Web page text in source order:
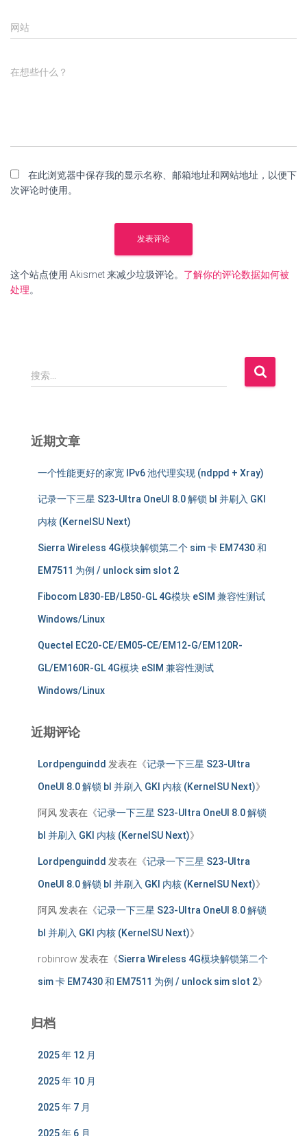
网站
在想些什么？
在此浏览器中保存我的显示名称、邮箱地址和网站地址，以便下
次评论时使用。
这个站点使用 Akismet 来减少垃圾评论。 了解你的评论数据如何被
处理。
搜
索
搜索…
近期文章
一个性能更好的家宽 IPv6 池代理实现 (ndppd + Xray)
记录一下三星 S23-Ultra OneUI 8.0 解锁 bl 并刷入 GKI
内核 (KernelSU Next)
Sierra Wireless 4G模块解锁第二个 sim 卡 EM7430 和
EM7511 为例 / unlock sim slot 2
Fibocom L830-EB/L850-GL 4G模块 eSIM 兼容性测试
Windows/Linux
Quectel EC20-CE/EM05-CE/EM12-G/EM120R-
GL/EM160R-GL 4G模块 eSIM 兼容性测试
Windows/Linux
近期评论
Lordpenguindd 发表在《记录一下三星 S23-Ultra
OneUI 8.0 解锁 bl 并刷入 GKI 内核 (KernelSU Next)》
阿风发表在《记录一下三星 S23-Ultra OneUI 8.0 解锁
bl 并刷入 GKI 内核 (KernelSU Next)》
Lordpenguindd 发表在《记录一下三星 S23-Ultra
OneUI 8.0 解锁 bl 并刷入 GKI 内核 (KernelSU Next)》
阿风发表在《记录一下三星 S23-Ultra OneUI 8.0 解锁
bl 并刷入 GKI 内核 (KernelSU Next)》
robinrow 发表在《Sierra Wireless 4G模块解锁第二个
sim 卡 EM7430 和 EM7511 为例 / unlock sim slot 2》
归档
2025 年 12 月
2025 年 10 月
2025 年 7 月
2025 年 6 月